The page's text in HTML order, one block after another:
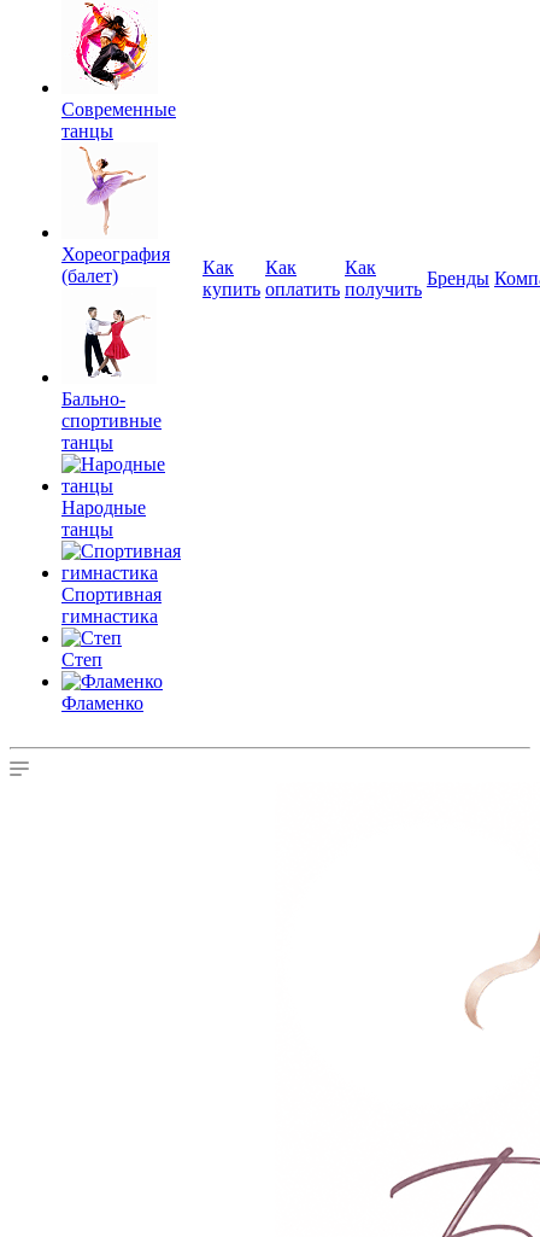
Современные
танцы
Хореография
(балет)
Бально-
спортивные
танцы
Народные
танцы
Спортивная
гимнастика
Степ
Фламенко
Как
купить
Как
оплатить
Как
получить
Бренды